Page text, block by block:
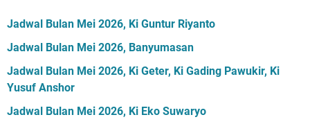
Jadwal Bulan Mei 2026, Ki Guntur Riyanto
Jadwal Bulan Mei 2026, Banyumasan
Jadwal Bulan Mei 2026, Ki Geter, Ki Gading Pawukir, Ki
Yusuf Anshor
Jadwal Bulan Mei 2026, Ki Eko Suwaryo